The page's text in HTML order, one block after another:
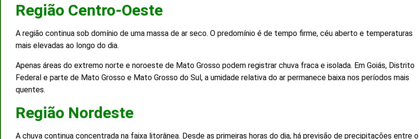
Região Centro-Oeste
A região continua sob domínio de uma massa de ar seco. O predomínio é de tempo firme, céu aberto e temperaturas
mais elevadas ao longo do dia.
Apenas áreas do extremo norte e noroeste de Mato Grosso podem registrar chuva fraca e isolada. Em Goiás, Distrito
Federal e parte de Mato Grosso e Mato Grosso do Sul, a umidade relativa do ar permanece baixa nos períodos mais
quentes.
Região Nordeste
A chuva continua concentrada na faixa litorânea. Desde as primeiras horas do dia, há previsão de precipitações entre o